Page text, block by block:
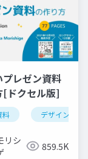
プレゼン資料
[ドクセル版]
料 デザイン
リシ
859.5K